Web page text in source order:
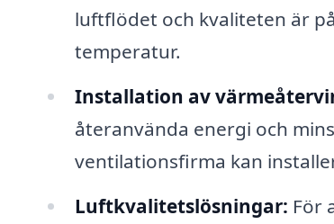
luftflödet och kvaliteten är
temperatur.
Installation av
återanvända energi och
ventilationsfirma kan
Luftkvalitetslösningar: För